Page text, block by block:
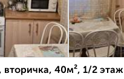
вторичка, 40м², 1/2 этаж